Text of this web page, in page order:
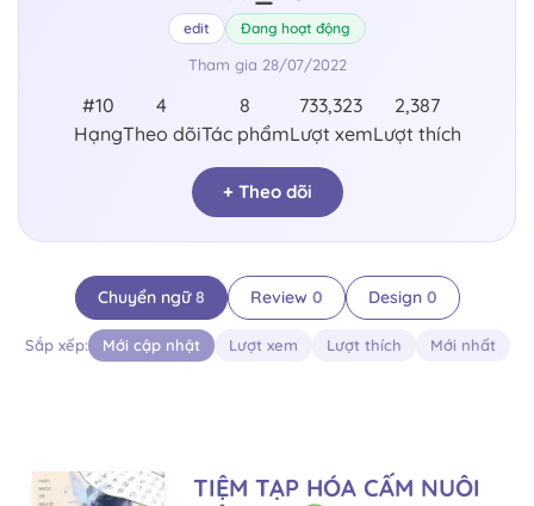
edit Đang hoạt động
Tham gia 28/07/2022
#10
Hạng
4
Theo dõi
8
Tác phẩm
733,323
Lượt xem
2,387
Lượt thích
+ Theo dõi
Chuyển ngữ 8 Review 0 Design 0
Sắp xếp: Mới cập nhật Lượt xem Lượt thích Mới nhất
TIỆM TẠP HÓA CẤM NUÔI